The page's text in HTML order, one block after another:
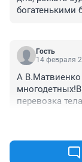
богатенькими
нулевая.....
пишем, год
Гость
14 февраля
А В.Матвиенко
перевозка